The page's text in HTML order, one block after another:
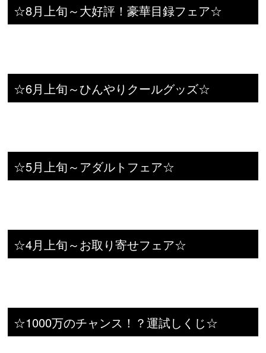
☆8月上旬～大好評！豪華目録フェア☆
☆6月上旬～ひんやりクールグッズ☆
☆5月上旬～アダルトフェア☆
☆4月上旬～お取り寄せフェア☆
☆1000万のチャンス！？運試しくじ☆